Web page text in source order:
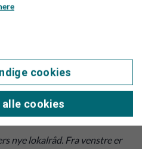
nye lokalråd. Fra venstre er
cookies
cookies